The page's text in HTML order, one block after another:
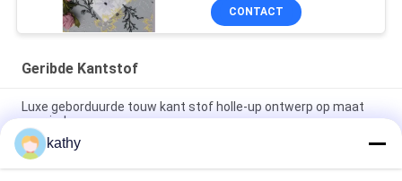
CONTACT
Geribde Kantstof
Luxe geborduurde touw kant stof holle-up ontwerp op maat
voor jurk
Cord Lace Fabric High Luxary Hollow-up for Elegant Bridal
Wedding Party Women's Dress
kathy